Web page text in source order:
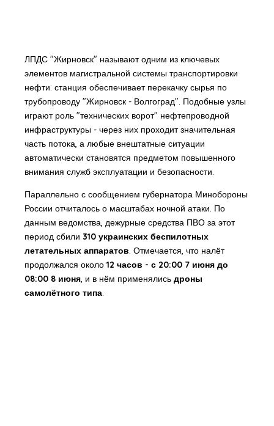
ЛПДС "Жирновск" называют одним из ключевых
элементов магистральной системы транспортировки
нефти: станция обеспечивает перекачку сырья по
трубопроводу "Жирновск - Волгоград". Подобные узлы
играют роль "технических ворот" нефтепроводной
инфраструктуры - через них проходит значительная
часть потока, а любые внештатные ситуации
автоматически становятся предметом повышенного
внимания служб эксплуатации и безопасности.
Параллельно с сообщением губернатора Минобороны
России отчиталось о масштабах ночной атаки. По
данным ведомства, дежурные средства ПВО за этот
период сбили 310 украинских беспилотных
летательных аппаратов. Отмечается, что налёт
продолжался около 12 часов - с 20:00 7 июня до
08:00 8 июня, и в нём применялись дроны
самолётного типа.